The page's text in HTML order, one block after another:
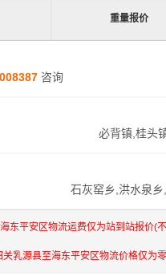
重量报价
咨询
必背镇,桂头
石灰窑乡,洪水泉
东平安区物流运费仅为站到站报价(
关乳源县至海东平安区物流价格仅为